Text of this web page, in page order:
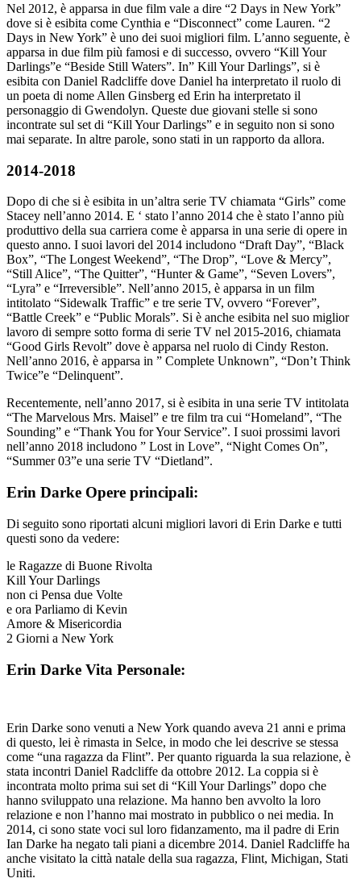
Nel 2012, è apparsa in due film vale a dire “2 Days in New York”
dove si è esibita come Cynthia e “Disconnect” come Lauren. “2
Days in New York” è uno dei suoi migliori film. L’anno seguente, è
apparsa in due film più famosi e di successo, ovvero “Kill Your
Darlings”e “Beside Still Waters”. In” Kill Your Darlings”, si è
esibita con Daniel Radcliffe dove Daniel ha interpretato il ruolo di
un poeta di nome Allen Ginsberg ed Erin ha interpretato il
personaggio di Gwendolyn. Queste due giovani stelle si sono
incontrate sul set di “Kill Your Darlings” e in seguito non si sono
mai separate. In altre parole, sono stati in un rapporto da allora.
2014-2018
Dopo di che si è esibita in un’altra serie TV chiamata “Girls” come
Stacey nell’anno 2014. E ‘ stato l’anno 2014 che è stato l’anno più
produttivo della sua carriera come è apparsa in una serie di opere in
questo anno. I suoi lavori del 2014 includono “Draft Day”, “Black
Box”, “The Longest Weekend”, “The Drop”, “Love & Mercy”,
“Still Alice”, “The Quitter”, “Hunter & Game”, “Seven Lovers”,
“Lyra” e “Irreversible”. Nell’anno 2015, è apparsa in un film
intitolato “Sidewalk Traffic” e tre serie TV, ovvero “Forever”,
“Battle Creek” e “Public Morals”. Si è anche esibita nel suo miglior
lavoro di sempre sotto forma di serie TV nel 2015-2016, chiamata
“Good Girls Revolt” dove è apparsa nel ruolo di Cindy Reston.
Nell’anno 2016, è apparsa in ” Complete Unknown”, “Don’t Think
Twice”e “Delinquent”.
Recentemente, nell’anno 2017, si è esibita in una serie TV intitolata
“The Marvelous Mrs. Maisel” e tre film tra cui “Homeland”, “The
Sounding” e “Thank You for Your Service”. I suoi prossimi lavori
nell’anno 2018 includono ” Lost in Love”, “Night Comes On”,
“Summer 03”e una serie TV “Dietland”.
Erin Darke Opere principali:
Di seguito sono riportati alcuni migliori lavori di Erin Darke e tutti
questi sono da vedere:
le Ragazze di Buone Rivolta
Kill Your Darlings
non ci Pensa due Volte
e ora Parliamo di Kevin
Amore & Misericordia
2 Giorni a New York
Erin Darke Vita Personale:
Erin Darke sono venuti a New York quando aveva 21 anni e prima
di questo, lei è rimasta in Selce, in modo che lei descrive se stessa
come “una ragazza da Flint”. Per quanto riguarda la sua relazione, è
stata incontri Daniel Radcliffe da ottobre 2012. La coppia si è
incontrata molto prima sui set di “Kill Your Darlings” dopo che
hanno sviluppato una relazione. Ma hanno ben avvolto la loro
relazione e non l’hanno mai mostrato in pubblico o nei media. In
2014, ci sono state voci sul loro fidanzamento, ma il padre di Erin
Ian Darke ha negato tali piani a dicembre 2014. Daniel Radcliffe ha
anche visitato la città natale della sua ragazza, Flint, Michigan, Stati
Uniti.